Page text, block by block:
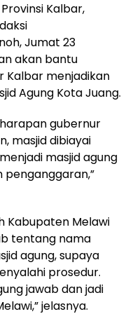
Kalbar,
Jumat 23
akan bantu
Kalbar menjadikan
Agung Kota Juang.
gubernur
masjid dibiayai
masjid agung
Kabupaten Melawi
tentang nama
agung, supaya
prosedur.
jawab dan jadi
jelasnya.